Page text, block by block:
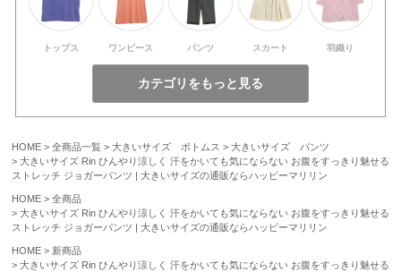
トップス ワンピース パンツ スカート 羽織り
HOME 全商品一覧 大きいサイズ ボトムス
大きいサイズ パンツ
大きいサイズ Rin ひんやり涼しく 汗をかいても気にならない お腹をすっきり魅せる
ストレッチ ジョガーパンツ | 大きいサイズの通販ならハッピーマリリン
HOME
全商品
大きいサイズ Rin ひんやり涼しく 汗をかいても気にならない お腹をすっきり魅せる
ストレッチ ジョガーパンツ | 大きいサイズの通販ならハッピーマリリン
HOME
新商品
大きいサイズ Rin ひんやり涼しく 汗をかいても気にならない お腹をすっきり魅せる